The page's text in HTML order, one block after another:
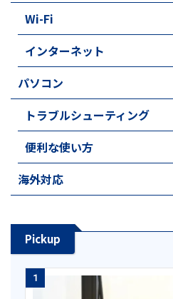
Wi-Fi
インターネット
パソコン
トラブルシューティング
便利な使い方
海外対応
Pickup
1